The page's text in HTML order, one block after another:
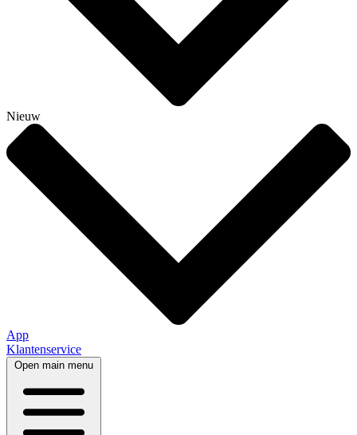
Nieuw
App
Klantenservice
Open main menu